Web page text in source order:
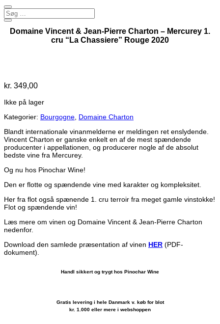
Domaine Vincent & Jean-Pierre Charton – Mercurey 1.
cru “La Chassiere” Rouge 2020
kr. 349,00
Ikke på lager
Kategorier: Bourgogne Domaine Charton
Blandt internationale vinanmelderne er meldingen ret enslydende.
Vincent Charton er ganske enkelt en af de mest spændende
producenter i appellationen, og producerer nogle af de absolut
bedste vine fra Mercurey.
Og nu hos Pinochar Wine!
Den er flotte og spændende vine med karakter og kompleksitet.
Her fra flot også spænende 1. cru terroir fra meget gamle vinstokke!
Flot og spændende vin!
Læs mere om vinen og Domaine Vincent & Jean-Pierre Charton
nedenfor.
Download den samlede præsentation af vinen HER (PDF-
dokument).
Handl sikkert og trygt hos Pinochar Wine
Gratis levering i hele Danmark v. køb for blot
kr. 1.000 eller mere i webshoppen